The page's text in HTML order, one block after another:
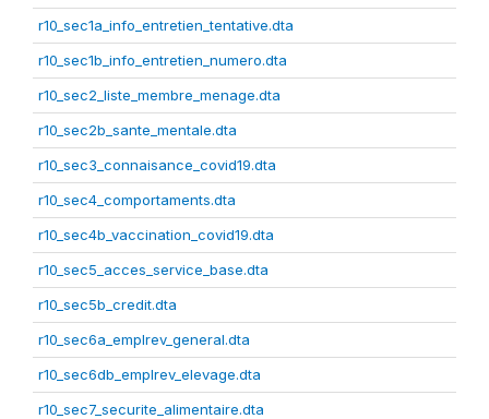
r10_sec1a_info_entretien_tentative.dta
r10_sec1b_info_entretien_numero.dta
r10_sec2_liste_membre_menage.dta
r10_sec2b_sante_mentale.dta
r10_sec3_connaisance_covid19.dta
r10_sec4_comportaments.dta
r10_sec4b_vaccination_covid19.dta
r10_sec5_acces_service_base.dta
r10_sec5b_credit.dta
r10_sec6a_emplrev_general.dta
r10_sec6db_emplrev_elevage.dta
r10_sec7_securite_alimentaire.dta